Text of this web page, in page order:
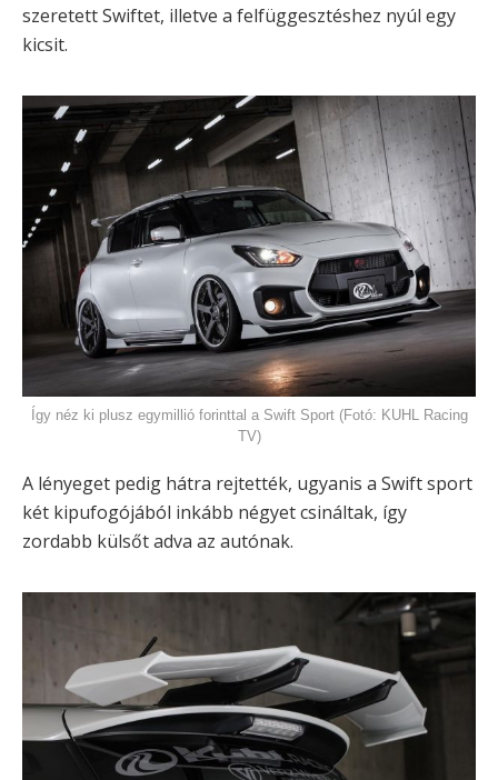
szeretett Swiftet, illetve a felfüggesztéshez nyúl egy
kicsit.
Így néz ki plusz egymillió forinttal a Swift Sport (Fotó: KUHL Racing
TV)
A lényeget pedig hátra rejtették, ugyanis a Swift sport
két kipufogójából inkább négyet csináltak, így
zordabb külsőt adva az autónak.